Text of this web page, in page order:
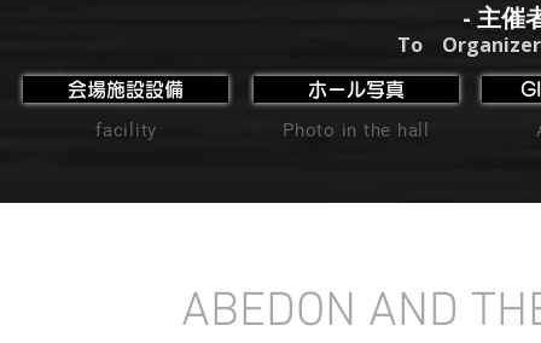
- 主催
To
会場施設設備
facility
ホール写真
Photo in the hall
ABEDON AND